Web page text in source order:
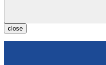
close